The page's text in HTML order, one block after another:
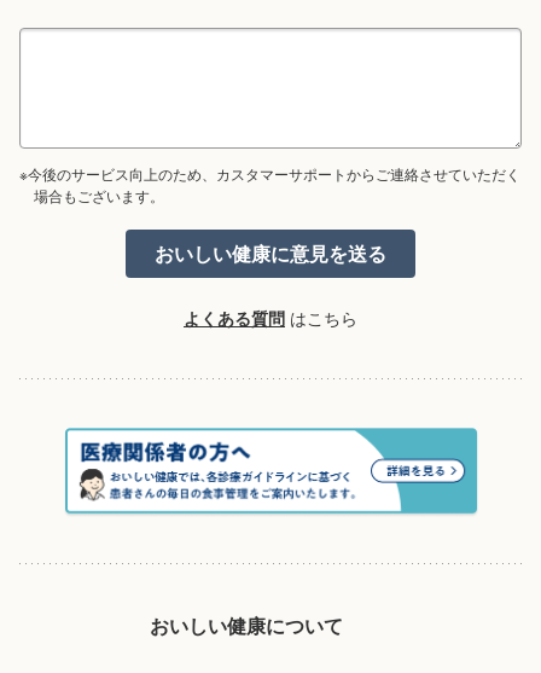
※今後のサービス向上のため、カスタマーサポートからご連絡させていただく
場合もございます。
よくある質問 はこちら
おいしい健康について